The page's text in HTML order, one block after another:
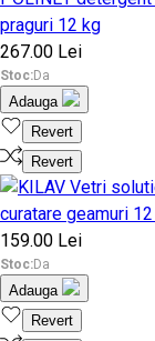
praguri 12 kg
267.00 Lei
Stoc:Da
Adauga
Revert
Revert
curatare geamuri
159.00 Lei
Stoc:Da
Adauga
Revert